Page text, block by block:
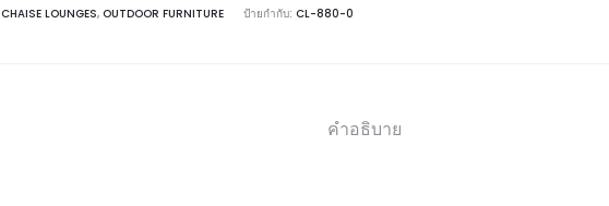
CHAISE LOUNGES, OUTDOOR FURNITURE ป้ายกำกับ: CL-880-0
คำอธิบาย